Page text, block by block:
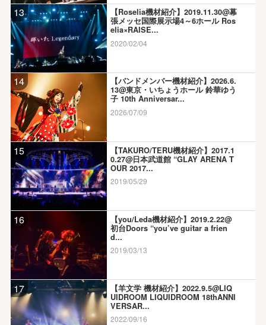
13
【Roselia機材紹介】2019.11.30@幕
張メッセ国際展示場4～6ホール Ros
elia×RAISE...
2020/02/04
14
【バンドメンバー機材紹介】2026.6.
13@東京・いちょうホール 鈴華ゆう
子 10th Anniversar...
2026/07/09
15
【TAKURO/TERU機材紹介】2017.1
0.27@日本武道館 “GLAY ARENA T
OUR 2017...
2019/05/29
16
【you/Leda機材紹介】2019.2.22@
初台Doors “you’ve guitar a frien
d...
2019/03/13
17
【羊文学 機材紹介】2022.9.5@LIQ
UIDROOM LIQUIDROOM 18thANNI
VERSAR...
2022/09/16